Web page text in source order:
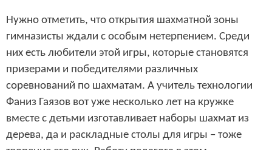
Нужно отметить, что открытия шахматной зоны
гимназисты ждали с особым нетерпением. Среди
них есть любители этой игры, которые становятся
призерами и победителями различных
соревнований по шахматам. А учитель технологии
Фаниз Гаязов вот уже несколько лет на кружке
вместе с детьми изготавливает наборы шахмат из
дерева, да и раскладные столы для игры – тоже